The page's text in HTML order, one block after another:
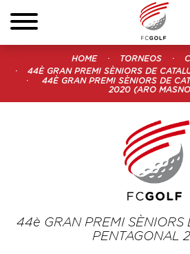
HOME TORNEOS
44È GRAN PREMI SÈNIORS DE
44È GRAN PREMI SÈNIORS DE
2020 (ARO
44è GRAN PREMI SÈNIORS
PENTAGONAL